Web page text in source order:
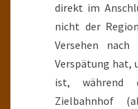
direkt im
nicht der
Versehen
Verspätung hat,
ist, während
Zielbahnhof